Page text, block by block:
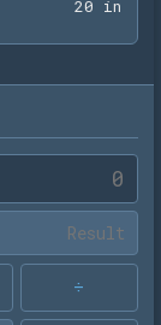
20 in
÷